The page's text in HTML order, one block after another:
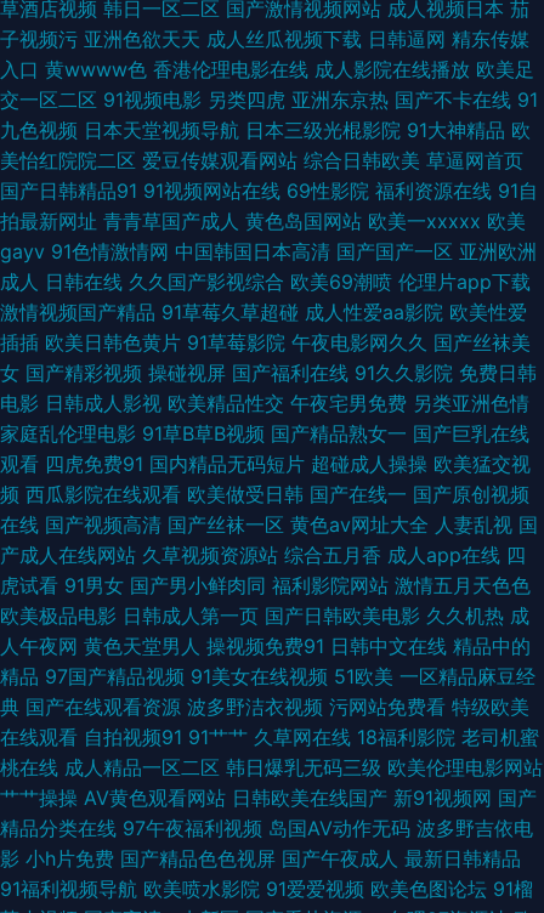
操人人爱 青青操社区 91秀秀 色猫av影院 超碰精品 91爱国国产精品 91tv在
线观看 91av资源总站 91丝袜国产 色色五月热 波多野结衣先峰影音 在线国内
精品 成人免费三激情影片 午夜剧场福利放送 深爱激情网五月婷婷 成人9一免
费 亚洲SSS欧美 福利破解91 最新黑料AV在线网站 久热www 91网站推荐在
线看 日韩国产在线 91在线免费 亚洲操逼色图 国产精品九 91在线综合第一页
日韩午夜福利 www成人小视频 91恋足 欧韩一级 日韩手机午夜专区 香蕉伊
人9 四虎AV资源 99人与兽 五月婷婷新视觉 国外碰视频网站91 91精品成品种
少妇做爱 国产91h片在线看 91se在线 激情小说亚洲性图 91免费在线观看资
源站 五月亭亭网 国产精品免费99 91操插 九九黄视西瓜 99青青热re 伪娘TS
一区二区 国产人妻精品网址 91大神bt 久草福利视频观看 久草成人在线视频
色情仓库 91福利是看爽片 豆花tv 91国产视频在线观看 91黑丝高跟后入 国产
黄色在线 91熟女豆花视频 午夜乱码视频 韩日十三区 91国产超碰大神 老司机
色导航 91视频日本情侣 囯产片TS 国自区视频50页 欧美变态区 爱豆传媒悟
空电影院 亚洲一本在线 久久手机午夜福利视频 91视频免费播放 天天综合视
频在线 成人在线观看91 影音先锋电影日韩91 久久草成人大香蕉AV 成全大全
草酒店视频 韩日一区二区 国产激情视频网站 成人视频日本 茄
子视频污 亚洲色欲天天 成人丝瓜视频下载 日韩逼网 精东传媒
入口 黄wwww色 香港伦理电影在线 成人影院在线播放 欧美足
交一区二区 91视频电影 另类四虎 亚洲东京热 国产不卡在线 91
九色视频 日本天堂视频导航 日本三级光棍影院 91大神精品 欧
美怡红院院二区 爱豆传媒观看网站 综合日韩欧美 草逼网首页
国产日韩精品91 91视频网站在线 69性影院 福利资源在线 91自
拍最新网址 青青草国产成人 黄色岛国网站 欧美一xxxxx 欧美
gayv 91色情激情网 中国韩国日本高清 国产国产一区 亚洲欧洲
成人 日韩在线 久久国产影视综合 欧美69潮喷 伦理片app下载
激情视频国产精品 91草莓久草超碰 成人性爱aa影院 欧美性爱
插插 欧美日韩色黄片 91草莓影院 午夜电影网久久 国产丝袜美
女 国产精彩视频 操碰视屏 国产福利在线 91久久影院 免费日韩
电影 日韩成人影视 欧美精品性交 午夜宅男免费 另类亚洲色情
家庭乱伦理电影 91草B草B视频 国产精品熟女一 国产巨乳在线
观看 四虎免费91 国内精品无码短片 超碰成人操操 欧美猛交视
频 西瓜影院在线观看 欧美做受日韩 国产在线一 国产原创视频
在线 国产视频高清 国产丝袜一区 黄色av网址大全 人妻乱视 国
产成人在线网站 久草视频资源站 综合五月香 成人app在线 四
虎试看 91男女 国产男小鲜肉同 福利影院网站 激情五月天色色
欧美极品电影 日韩成人第一页 国产日韩欧美电影 久久机热 成
人午夜网 黄色天堂男人 操视频免费91 日韩中文在线 精品中的
精品 97国产精品视频 91美女在线视频 51欧美 一区精品麻豆经
典 国产在线观看资源 波多野洁衣视频 污网站免费看 特级欧美
在线观看 自拍视频91 91艹艹 久草网在线 18福利影院 老司机蜜
桃在线 成人精品一区二区 韩日爆乳无码三级 欧美伦理电影网站
艹艹操操 AV黄色观看网站 日韩欧美在线国产 新91视频网 国产
精品分类在线 97午夜福利视频 岛国AV动作无码 波多野吉依电
影 小h片免费 国产精品色色视屏 国产午夜成人 最新日韩精品
91福利视频导航 欧美喷水影院 91爱爱视频 欧美色图论坛 91榴